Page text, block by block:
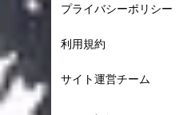
プライバシーポリシー
利用規約
サイト運営チーム